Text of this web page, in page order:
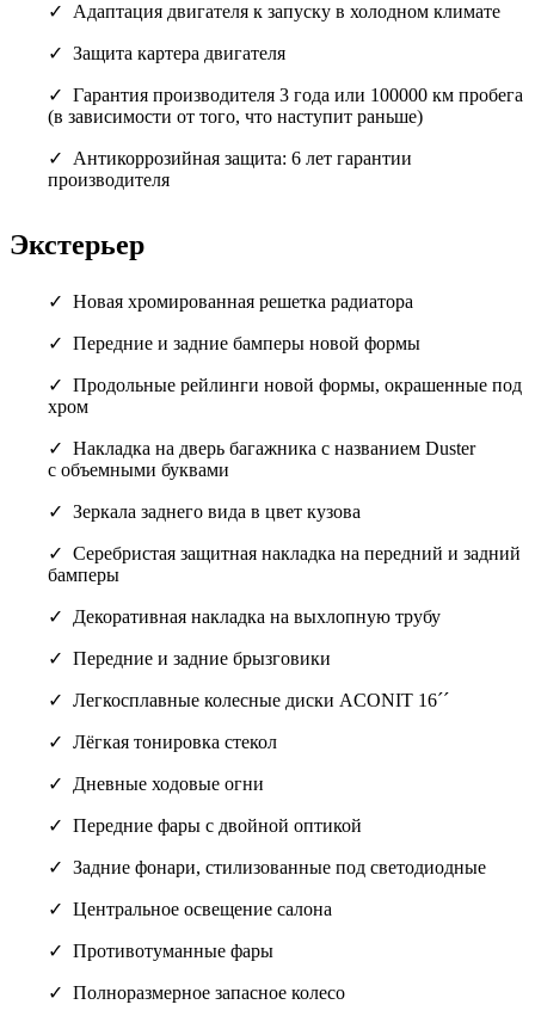
Адаптация двигателя к запуску в холодном климате
Защита картера двигателя
Гарантия производителя 3 года или 100000 км пробега
(в зависимости от того, что наступит раньше)
Антикоррозийная защита: 6 лет гарантии
производителя
Экстерьер
Новая хромированная решетка радиатора
Передние и задние бамперы новой формы
Продольные рейлинги новой формы, окрашенные под
хром
Накладка на дверь багажника с названием Duster
с объемными буквами
Зеркала заднего вида в цвет кузова
Cеребристая защитная накладка на передний и задний
бамперы
Декоративная накладка на выхлопную трубу
Передние и задние брызговики
Легкосплавные колесные диски ACONIT 16´´
Лёгкая тонировка стекол
Дневные ходовые огни
Передние фары с двойной оптикой
Задние фонари, стилизованные под светодиодные
Центральное освещение салона
Противотуманные фары
Полноразмерное запасное колесо